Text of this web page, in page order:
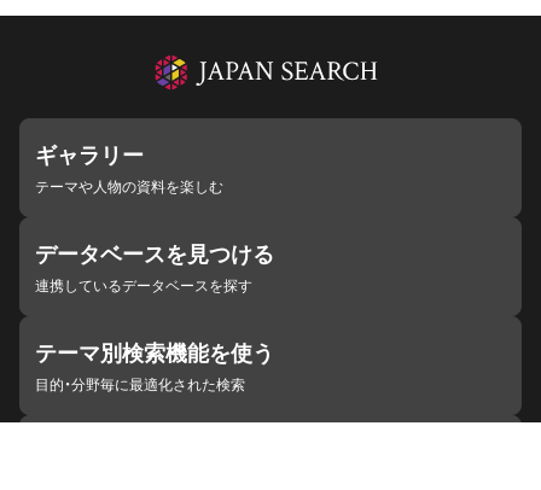
ギャラリー
テーマや人物の資料を楽しむ
データベースを見つける
連携しているデータベースを探す
テーマ別検索機能を使う
目的・分野毎に最適化された検索